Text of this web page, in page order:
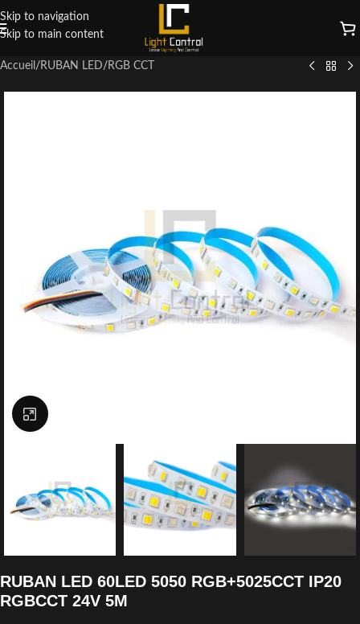
Skip to navigation
Skip to main content
Accueil / RUBAN LED/ RGB CCT
Click to enlarge
RUBAN LED 60LED 5050 RGB+5025CCT IP20
RGBCCT 24V 5M